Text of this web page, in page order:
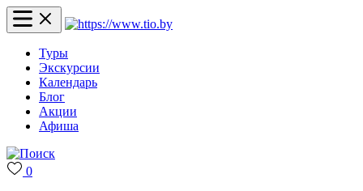
Туры
Экскурсии
Календарь
Блог
Акции
Афиша
0